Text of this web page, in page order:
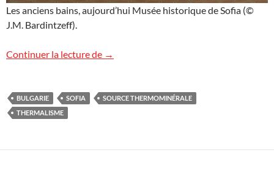
Les anciens bains, aujourd’hui Musée historique de Sofia (©
J.M. Bardintzeff).
Continuer la lecture de Thermalisme en Bulgarie
→
BULGARIE SOFIA
SOURCE THERMOMINÉRALE
THERMALISME